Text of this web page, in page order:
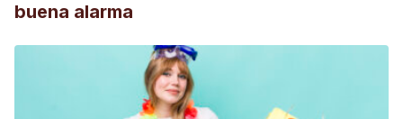
buena alarma